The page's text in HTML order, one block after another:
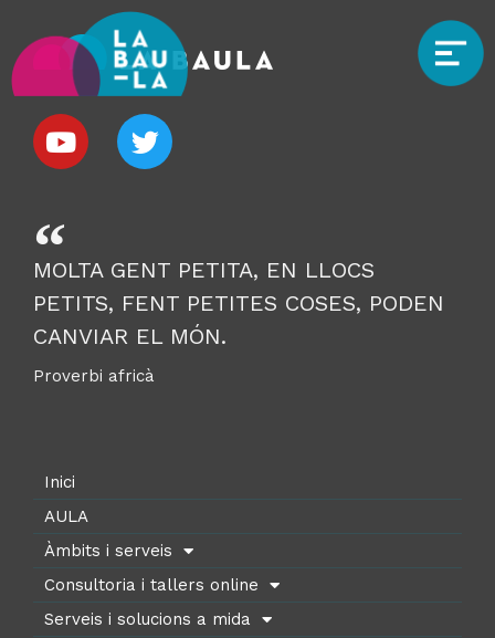
MOLTA GENT PETITA, EN LLOCS
PETITS, FENT PETITES COSES, PODEN
CANVIAR EL MÓN.
Proverbi africà
Inici
AULA
Àmbits i serveis
Consultoria i tallers online
Serveis i solucions a mida